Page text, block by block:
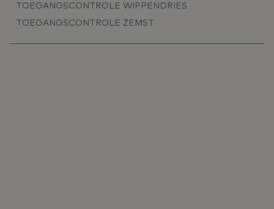
TOEGANGSCONTROLE WIPPENDRIES
TOEGANGSCONTROLE ZEMST